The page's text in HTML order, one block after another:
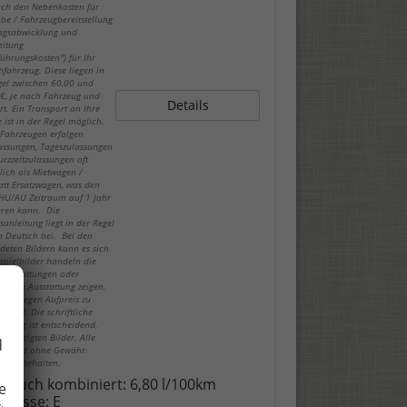
den Nebenkosten für
/ Fahrzeugbereitstellung
und
für Ihr
Diese liegen in
zwischen 60,00 und
je nach Fahrzeug und
Ein Transport an Ihre
ist in der Regel möglich.
erfolgen
Tageszulassungen
oft
als Mietwagen /
Ersatzwagen, was den
AU Zeitraum auf 1 Jahr
kann. Die
liegt in der Regel
Deutsch bei. Bei den
Bildern kann es sich
handeln die
oder
Ausstattung zeigen,
nur gegen Aufpreis zu
sind. Die schriftliche
ist entscheidend,
gezeigten Bilder. Alle
sind ohne Gewähr.
vorbehalten.
Details
kombiniert: 6,80 l/100km
E